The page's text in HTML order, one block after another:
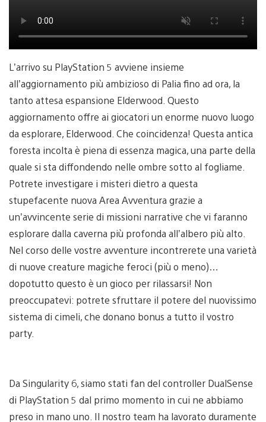
L’arrivo su PlayStation 5 avviene insieme
all’aggiornamento più ambizioso di Palia fino ad ora, la
tanto attesa espansione Elderwood. Questo
aggiornamento offre ai giocatori un enorme nuovo luogo
da esplorare, Elderwood. Che coincidenza! Questa antica
foresta incolta è piena di essenza magica, una parte della
quale si sta diffondendo nelle ombre sotto al fogliame.
Potrete investigare i misteri dietro a questa
stupefacente nuova Area Avventura grazie a
un’avvincente serie di missioni narrative che vi faranno
esplorare dalla caverna più profonda all’albero più alto.
Nel corso delle vostre avventure incontrerete una varietà
di nuove creature magiche feroci (più o meno)…
dopotutto questo è un gioco per rilassarsi! Non
preoccupatevi: potrete sfruttare il potere del nuovissimo
sistema di cimeli, che donano bonus a tutto il vostro
party.
Da Singularity 6, siamo stati fan del controller DualSense
di PlayStation 5 dal primo momento in cui ne abbiamo
preso in mano uno. Il nostro team ha lavorato duramente